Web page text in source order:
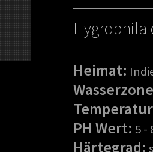
Hygrophila
Heimat:
PH Wert: 5 -
Härtegrad: